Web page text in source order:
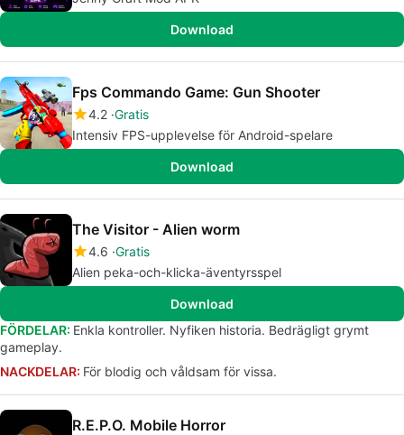
Download
Fps Commando Game: Gun Shooter
4.2 Gratis
Intensiv FPS-upplevelse för Android-spelare
Download
The Visitor - Alien worm
4.6 Gratis
Alien peka-och-klicka-äventyrsspel
Download
FÖRDELAR: Enkla kontroller. Nyfiken historia. Bedrägligt grymt
gameplay.
NACKDELAR: För blodig och våldsam för vissa.
R.E.P.O. Mobile Horror